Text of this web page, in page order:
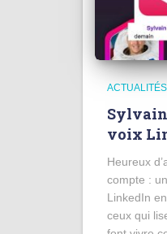
ACTUALITÉS
Sylvain
voix
Heureux
compte :
LinkedIn
ceux qui